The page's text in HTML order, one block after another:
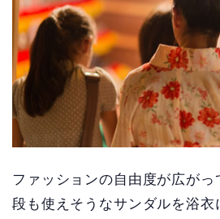
ファッションの自由度が広が
段も使えそうなサンダルを浴衣